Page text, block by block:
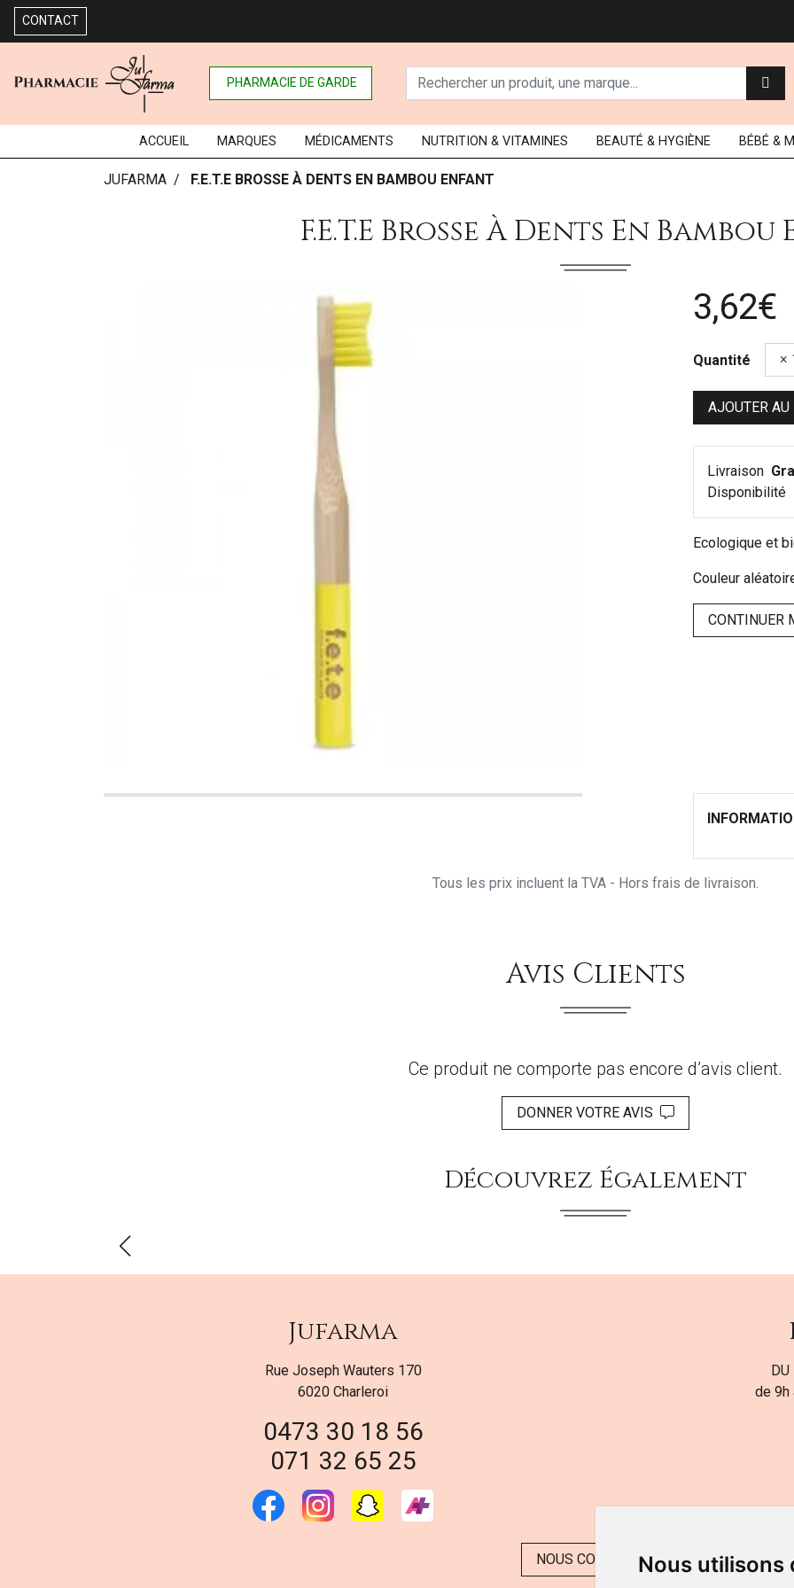
Nous utilisons
CONTACT
PHARMACIE DE GARDE
ACCUEIL MARQUES MÉDICAMENTS NUTRITION & VITAMINES BEAUTÉ & HYGIÈNE BÉBÉ &
JUFARMA F.E.T.E BROSSE À DENTS EN BAMBOU ENFANT
F.E.T.E Brosse À Dents En
3,62€
Quantité
AJOUTER AU
Livraison
Disponibilité
Ecologique et
Couleur
CONTINUER
Tous les prix incluent la TVA - Hors frais de livraison.
Avis Clients
Ce produit ne comporte pas encore d’avis client.
DONNER VOTRE AVIS
Découvrez Également
Jufarma
Rue Joseph Wauters 170
6020 Charleroi
0473 30 18 56
071 32 65 25
DU
de 9h
NOUS CONTACTER